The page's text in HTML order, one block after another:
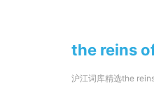
the reins
沪江词库精选the